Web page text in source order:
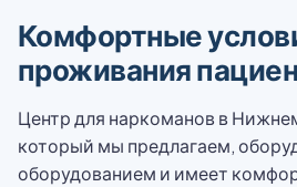
Комфортные
проживания
Центр для наркоманов в
который мы предлагаем,
оборудованием и имеет